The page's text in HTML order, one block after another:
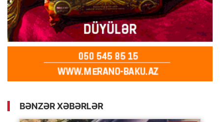
BƏNZƏR XƏBƏRLƏR